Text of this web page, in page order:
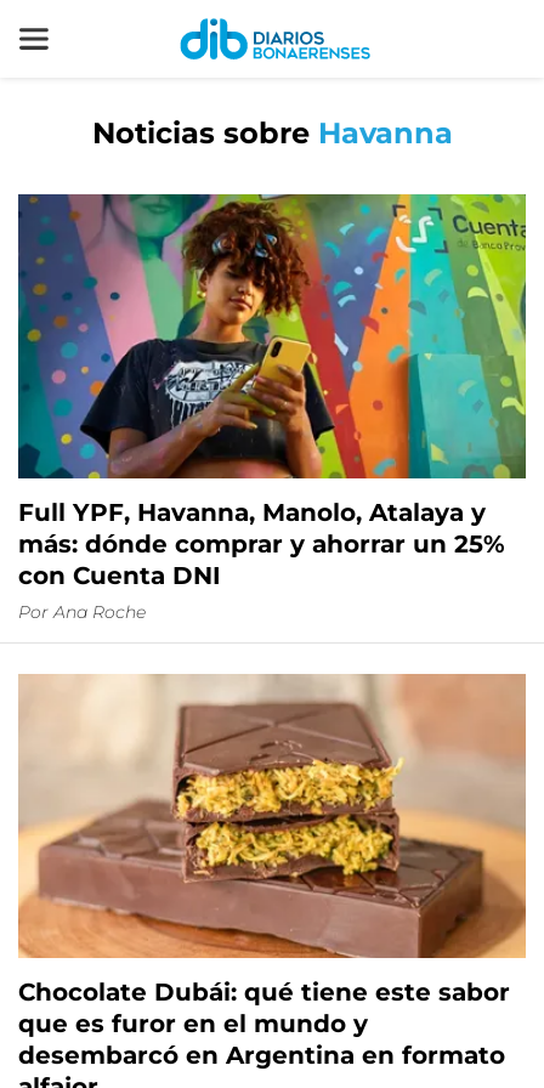
Noticias sobre Havanna
Full YPF, Havanna, Manolo, Atalaya y
más: dónde comprar y ahorrar un 25%
con Cuenta DNI
Por Ana Roche
Chocolate Dubái: qué tiene este sabor
que es furor en el mundo y
desembarcó en Argentina en formato